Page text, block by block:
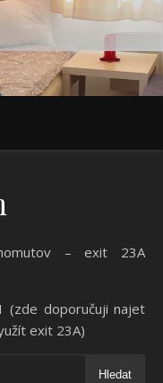
(zde doporučuji najet
exit 23A)
Hledat